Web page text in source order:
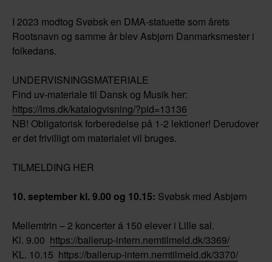
I 2023 modtog Svøbsk en DMA-statuette som årets
Rootsnavn og samme år blev Asbjørn Danmarksmester i
folkedans.
UNDERVISNINGSMATERIALE
Find uv-materiale til Dansk og Musik her:
https://lms.dk/katalogvisning/?pid=13136
NB! Obligatorisk forberedelse på 1-2 lektioner! Derudover
er det frivilligt om materialet vil bruges.
TILMELDING HER
10. september kl. 9.00 og 10.15: Svøbsk med Asbjørn
Mellemtrin – 2 koncerter á 150 elever i Lille sal.
Kl. 9.00 https://ballerup-intern.nemtilmeld.dk/3369/
KL. 10.15 https://ballerup-intern.nemtilmeld.dk/3370/